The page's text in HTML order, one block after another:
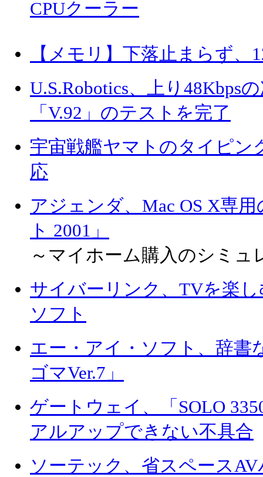
CPUクーラー
【メモリ】下落止まらず、
U.S.Robotics、上り48Kbps
「V.92」のテストを完了
宇宙戦艦ヤマトのタイピン
応
アジェンダ、Mac OS X専
ト 2001」
～マイホーム購入のシミュ
サイバーリンク、TVを楽
ソフト
エー・アイ・ソフト、辞書
ゴマVer.7」
ゲートウェイ、「SOLO
アルアップできない不具合
ソーテック、省スペース